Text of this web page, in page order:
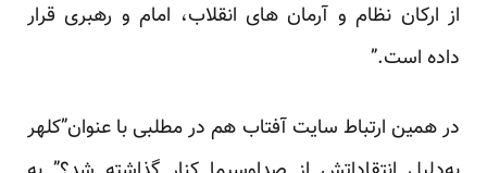
از ارکان نظام و آرمان های انقلاب، امام و رهبری قرار
داده است.”
در همین ارتباط سایت آفتاب هم در مطلبی با عنوان”کلهر